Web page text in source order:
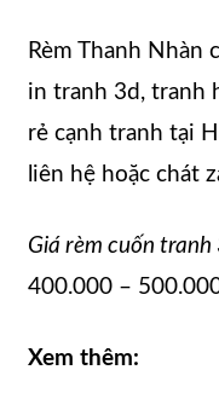
Rèm Thanh Nhàn
in tranh 3d, tranh
rẻ cạnh tranh tại
liên hệ hoặc chát
Giá rèm cuốn tranh
400.000 –
Xem thêm: